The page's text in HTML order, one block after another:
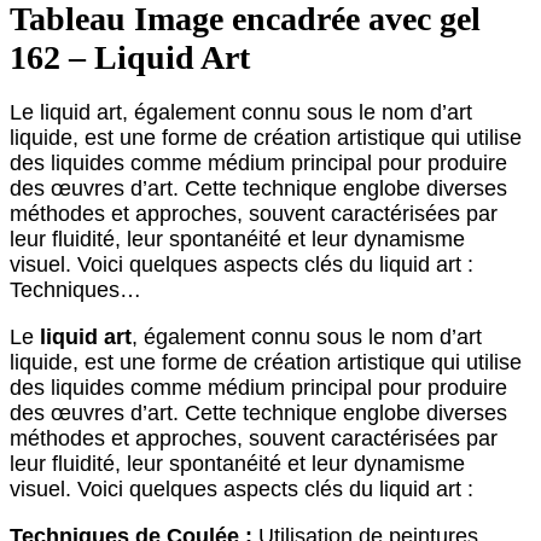
Tableau Image encadrée avec gel
162 – Liquid Art
Le liquid art, également connu sous le nom d’art
liquide, est une forme de création artistique qui utilise
des liquides comme médium principal pour produire
des œuvres d’art. Cette technique englobe diverses
méthodes et approches, souvent caractérisées par
leur fluidité, leur spontanéité et leur dynamisme
visuel. Voici quelques aspects clés du liquid art :
Techniques…
Le liquid art, également connu sous le nom d’art
liquide, est une forme de création artistique qui utilise
des liquides comme médium principal pour produire
des œuvres d’art. Cette technique englobe diverses
méthodes et approches, souvent caractérisées par
leur fluidité, leur spontanéité et leur dynamisme
visuel. Voici quelques aspects clés du liquid art :
Techniques de Coulée : Utilisation de peintures